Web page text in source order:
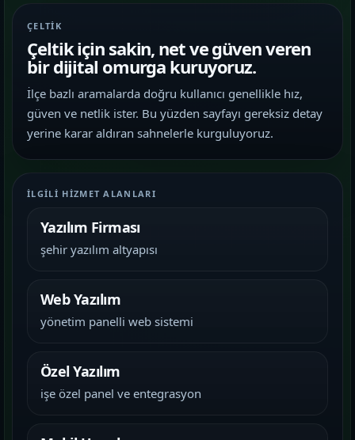
ÇELTIK
Çeltik için sakin, net ve güven veren
bir dijital omurga kuruyoruz.
İlçe bazlı aramalarda doğru kullanıcı genellikle hız,
güven ve netlik ister. Bu yüzden sayfayı gereksiz detay
yerine karar aldıran sahnelerle kurguluyoruz.
İLGILI HIZMET ALANLARI
Yazılım Firması
şehir yazılım altyapısı
Web Yazılım
yönetim panelli web sistemi
Özel Yazılım
işe özel panel ve entegrasyon